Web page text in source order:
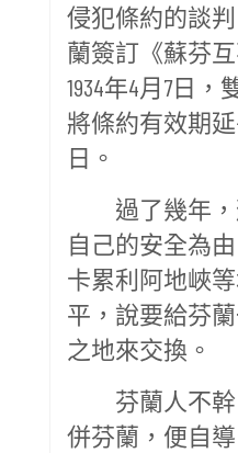
侵犯條約的談判
蘭簽訂《蘇芬
1934年4月7日
將條約有效期延
日。
過了幾年，
自己的安全為
卡累利阿地峽
平，說要給芬
之地來交換。
芬蘭人不幹
併芬蘭，便自